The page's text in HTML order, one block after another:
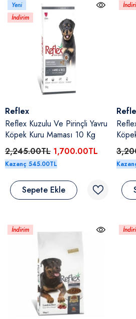
Yeni
İndirim
Satıcı:
Reflex
Reflex Kuzulu Ve Pirinçli Yavru
Köpek Kuru Maması 10 Kg
2,245.00TL 1,700.00TL
Kazanç 545.00TL
Sepete Ekle
İndirim